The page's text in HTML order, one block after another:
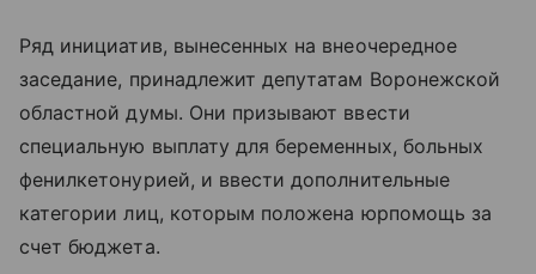
Ряд инициатив, вынесенных на внеочередное
заседание, принадлежит депутатам Воронежской
областной думы. Они призывают ввести
специальную выплату для беременных, больных
фенилкетонурией, и ввести дополнительные
категории лиц, которым положена юрпомощь за
счет бюджета.